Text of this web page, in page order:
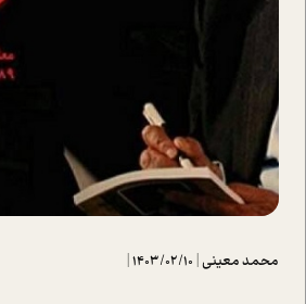
محمد معینی|
1403/02/10
|